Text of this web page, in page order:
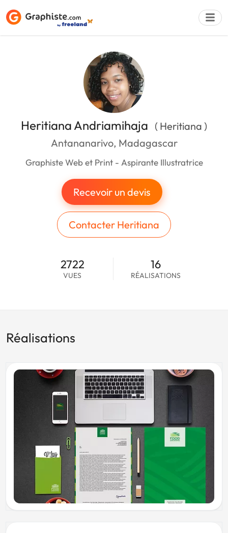
Heritiana Andriamihaja ( Heritiana )
Antananarivo, Madagascar
Graphiste Web et Print - Aspirante Illustratrice
Recevoir un devis
Contacter Heritiana
2722
VUES
16
RÉALISATIONS
Réalisations